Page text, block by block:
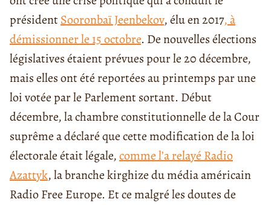
présidentSooronbaï Jeenbekov, élu en 2017, à
démissionner le 15 octobre. De nouvelles élections
législatives étaient prévues pour le 20 décembre,
mais elles ont été reportées au printemps par une
loi votée par le Parlement sortant. Début
décembre, la chambre constitutionnelle de la Cour
suprême a déclaré que cette modification de la loi
électorale était légale,comme l’a relayé Radio
Azattyk, la branche kirghize du média américain
Radio Free Europe. Et ce malgré les doutes de